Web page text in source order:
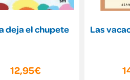
deja el chupete
12,95€
Las